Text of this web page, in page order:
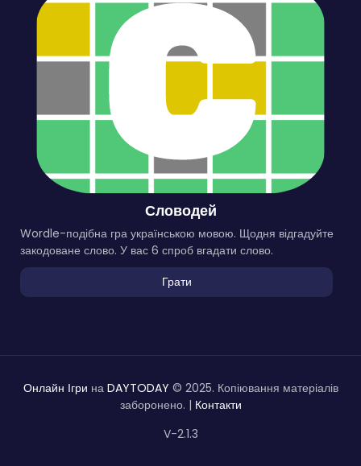
Словодей
Wordle-подібна гра українською мовою. Щодня відгадуйте
закодоване слово. У вас 6 спроб вгадати слово.
Грати
Онлайн Ігри на DAYTODAY © 2025. Копіювання матеріалів
заборонено. | Контакти
V-2.1.3